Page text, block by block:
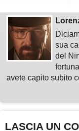
sua
del
avete capito subito
LASCIA UN